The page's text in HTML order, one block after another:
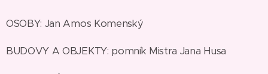
OSOBY: Jan Amos Komenský
BUDOVY A OBJEKTY: pomník Mistra Jana Husa